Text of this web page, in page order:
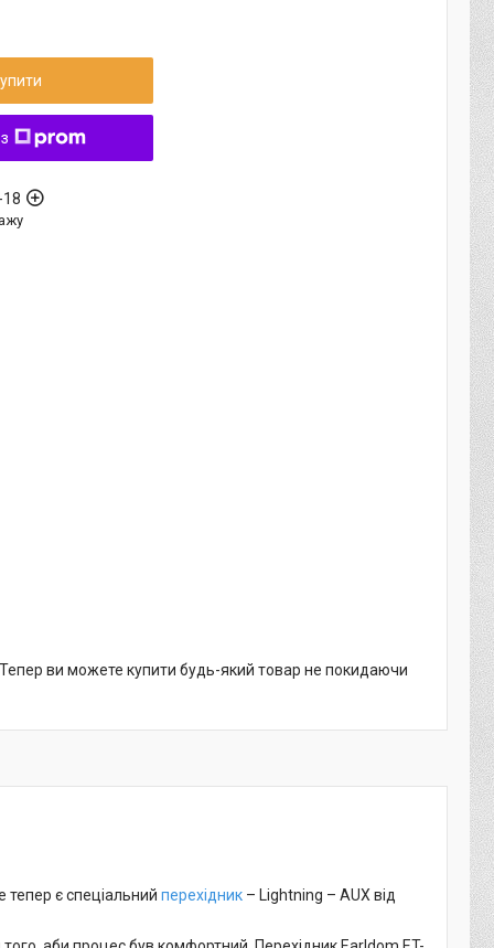
Тепер ви можете купити будь-який товар не покидаючи
є спеціальний перехідник – Lightning – AUX від